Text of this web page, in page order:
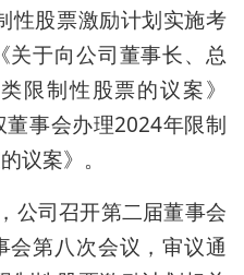
性股票激励计划实施考
关于向公司董事长、总
限制性股票的议案》
董事会办理2024年限制
议案》。
公司召开第二届董事会
第八次会议，审议通